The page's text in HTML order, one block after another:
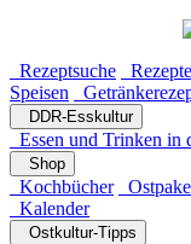
Rezeptsuche
Speisen
DDR-Esskultur
Essen und Trinken in
Shop
Kochbücher
Kalender
Ostkultur-Tipps